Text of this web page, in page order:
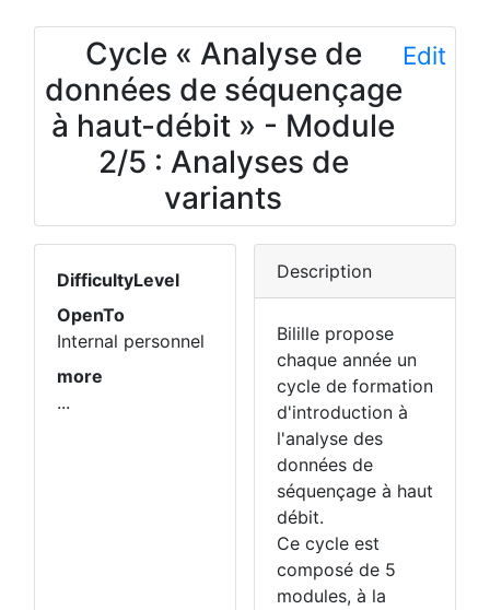
Cycle « Analyse de
données de séquençage
à haut-débit » - Module
2/5 : Analyses de
variants
Edit
DifficultyLevel
OpenTo
Internal personnel
more
...
Description
Bilille propose
chaque année un
cycle de formation
d'introduction à
l'analyse des
données de
séquençage à haut
débit.
Ce cycle est
composé de 5
modules, à la